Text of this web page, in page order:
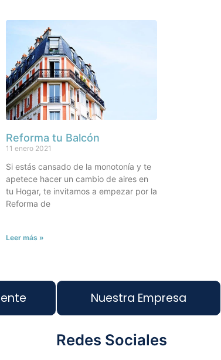
Reforma tu Balcón
11 enero 2021
Si estás cansado de la monotonía y te
apetece hacer un cambio de aires en
tu Hogar, te invitamos a empezar por la
Reforma de
Leer más »
Nuestra Empresa
Redes Sociales